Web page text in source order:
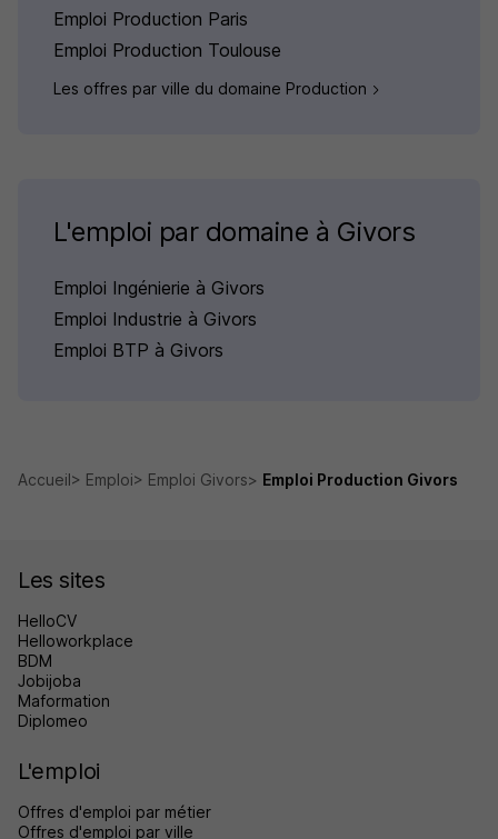
Emploi Production Paris
Emploi Production Toulouse
Les offres par ville du domaine Production
L'emploi par domaine à Givors
Emploi Ingénierie à Givors
Emploi Industrie à Givors
Emploi BTP à Givors
Accueil Emploi Emploi Givors Emploi Production Givors
Les sites
HelloCV
Helloworkplace
BDM
Jobijoba
Maformation
Diplomeo
L'emploi
Offres d'emploi par métier
Offres d'emploi par ville